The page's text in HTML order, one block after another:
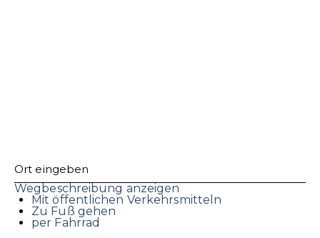
Wegbeschreibung anzeigen
Mit öffentlichen Verkehrsmitteln
Zu Fuß gehen
per Fahrrad